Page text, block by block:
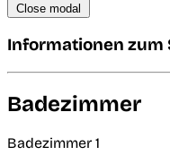
Close modal
Informationen zum
Badezimmer
Badezimmer 1